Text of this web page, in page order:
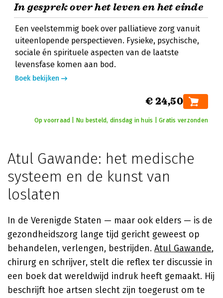
In gesprek over het leven en het einde
Een veelstemmig boek over palliatieve zorg vanuit
uiteenlopende perspectieven. Fysieke, psychische,
sociale én spirituele aspecten van de laatste
levensfase komen aan bod.
Boek bekijken
€ 24,50
Op voorraad | Nu besteld, dinsdag in huis | Gratis verzonden
Atul Gawande: het medische
systeem en de kunst van
loslaten
In de Verenigde Staten — maar ook elders — is de
gezondheidszorg lange tijd gericht geweest op
behandelen, verlengen, bestrijden. Atul Gawande,
chirurg en schrijver, stelt die reflex ter discussie in
een boek dat wereldwijd indruk heeft gemaakt. Hij
beschrijft hoe artsen slecht zijn toegerust om te